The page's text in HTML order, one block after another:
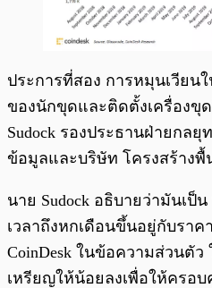
ประการที่สอง การหมุนเวียน
ของนักขุดและติดตั้งเครื่องขุ
Sudock รองประธานฝ่ายกลยุ
ข้อมูลและบริษัท โครงสร้าง
นาย Sudock อธิบายว่ามันเป็
เวลาถึงหกเดือนขึ้นอยู่กับรา
CoinDesk ในข้อความส่วนตัว
เหรียญให้น้อยลงเพื่อให้ครอ